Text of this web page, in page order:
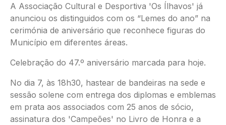
A Associação Cultural e Desportiva 'Os Ílhavos' já
anunciou os distinguidos com os “Lemes do ano” na
cerimónia de aniversário que reconhece figuras do
Município em diferentes áreas.
Celebração do 47.º aniversário marcada para hoje.
No dia 7, às 18h30, hastear de bandeiras na sede e
sessão solene com entrega dos diplomas e emblemas
em prata aos associados com 25 anos de sócio,
assinatura dos 'Campeões' no Livro de Honra e a